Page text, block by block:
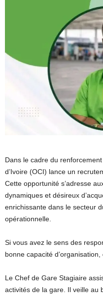
Dans le cadre du
d’Ivoire (OCI) lance un
Cette opportunité s’adresse
dynamiques et désireux
enrichissante dans le secteur
opérationnelle.
Si vous avez le sens des
bonne capacité
Le Chef de Gare Stagiaire
activités de la gare. Il veille au